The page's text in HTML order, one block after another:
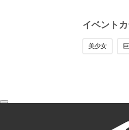
イベント
美少女